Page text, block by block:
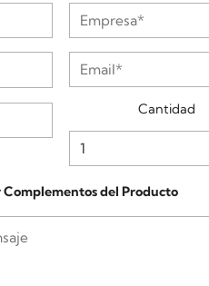
Cantidad
del Producto